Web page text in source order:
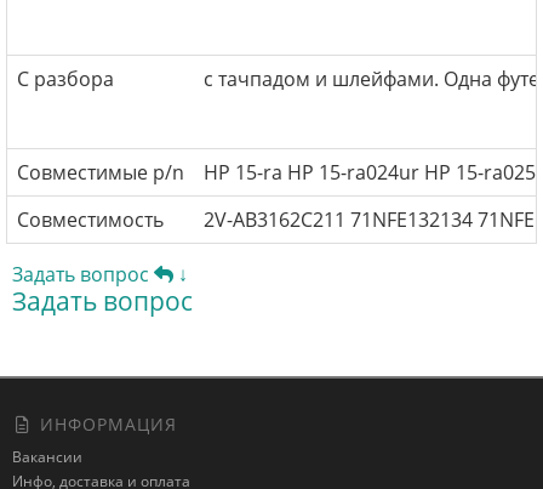
С разбора с тачпадом и шлейфами. Одна
Совместимые p/n
HP 15-ra HP 15-ra024ur HP 15-
Совместимость
2V-AB3162C211 71NFE132134
Задать вопрос ↓
Задать вопрос
ИНФОРМАЦИЯ
Вакансии
Инфо, доставка и оплата